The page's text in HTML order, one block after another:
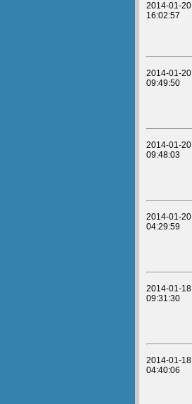
2014-01-20
16:02:57
2014-01-20
09:49:50
2014-01-20
09:48:03
2014-01-20
04:29:59
2014-01-18
09:31:30
2014-01-18
04:40:06